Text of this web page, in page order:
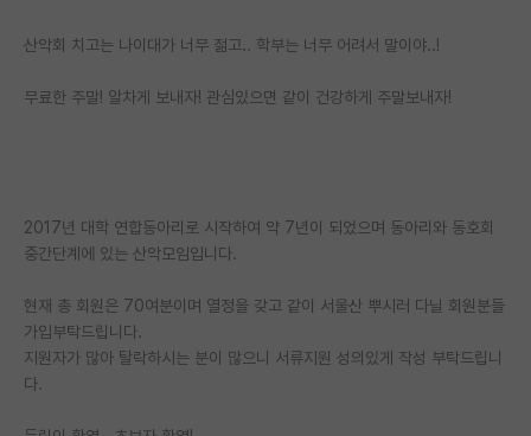
특수/전문대학원 게시판
반도체/AI 게시판
장학금/장학생 게시판
학술 정보 게시판
산악회 치고는 나이대가 너무 젊고.. 학부는 너무 어려서 말이야..!
무료한 주말! 알차게 보내자! 관심있으면 같이 건강하게 주말보내자!
2017년 대학 연합동아리로 시작하여 약 7년이 되었으며 동아리와 동호회
중간단계에 있는 산악모임입니다.
현재 총 회원은 70여분이며 열정을 갖고 같이 서울산 뿌시러 다닐 회원분들
가입부탁드립니다.
지원자가 많아 탈락하시는 분이 많으니 서류지원 성의있게 작성 부탁드립니
다.